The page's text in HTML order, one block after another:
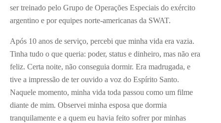
ser treinado pelo Grupo de Operações Especiais do exército
argentino e por equipes norte-americanas da SWAT.
Após 10 anos de serviço, percebi que minha vida era vazia.
Tinha tudo o que queria: poder, status e dinheiro, mas não era
feliz. Certa noite, não conseguia dormir. Era madrugada, e
tive a impressão de ter ouvido a voz do Espírito Santo.
Naquele momento, minha vida toda passou como um filme
diante de mim. Observei minha esposa que dormia
tranquilamente e a quem eu havia feito sofrer por minhas